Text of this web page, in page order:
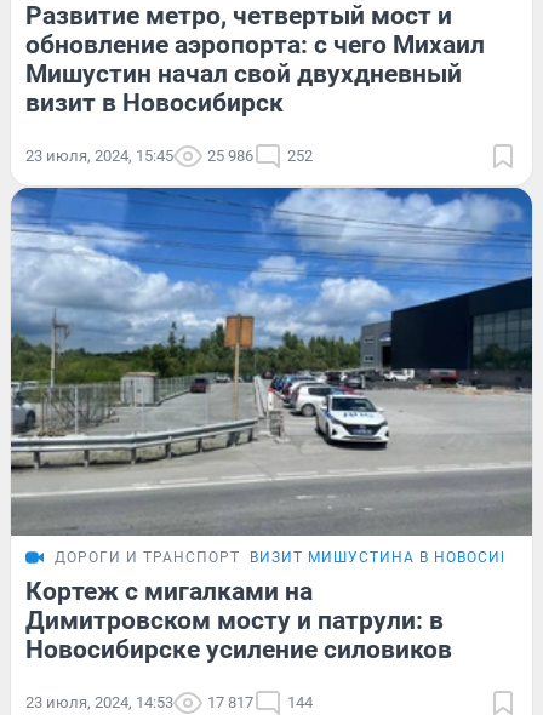
Развитие метро, четвертый мост и
обновление аэропорта: с чего Михаил
Мишустин начал свой двухдневный
визит в Новосибирск
23 июля, 2024, 15:45 25 986 252
ДОРОГИ И ТРАНСПОРТ ВИЗИТ МИШУСТИНА В
Кортеж с мигалками на
Димитровском мосту и патрули: в
Новосибирске усиление силовиков
23 июля, 2024, 14:53 17 817 144